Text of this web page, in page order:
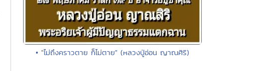
• "ไม่ถึงคราวตาย ก็ไม่ตาย" (หลวงปู่อ่อน ญาณศิริ)